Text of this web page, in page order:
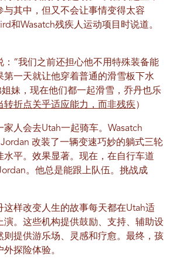
与其中，但又不会让事情变得太容
和Wasatch残疾人运动项目时说道。
：“我们之前还担心他不用特殊装备能
第一天就让他穿着普通的滑雪板下水
妹，现在他们都一起滑雪，乔丹也乐
转折点关乎适应能力，而非残疾）
人会去Utah一起骑车。Wasatch
改装了一辆变速巧妙的躺式三轮
水平。效果显著。现在，在自行车道
。他总是能跟上队伍。挑战成
这样改变人生的故事每天都在Utah适
演。这些机构提供鼓励、支持、辅助设
则提供游乐场、灵感和疗愈。最终，孩
探险体验。